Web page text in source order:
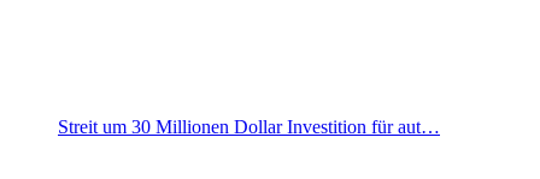
Streit um 30 Millionen Dollar Investition für aut…